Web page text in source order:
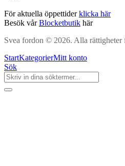
För aktuella öppettiderklicka här
Besök vårBlocketbutik här
Svea fordon © 2026. Alla rättigheter
StartKategorierMitt konto
Sök